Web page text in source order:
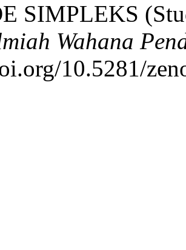
SIMPLEKS
Wahana
10.5281/